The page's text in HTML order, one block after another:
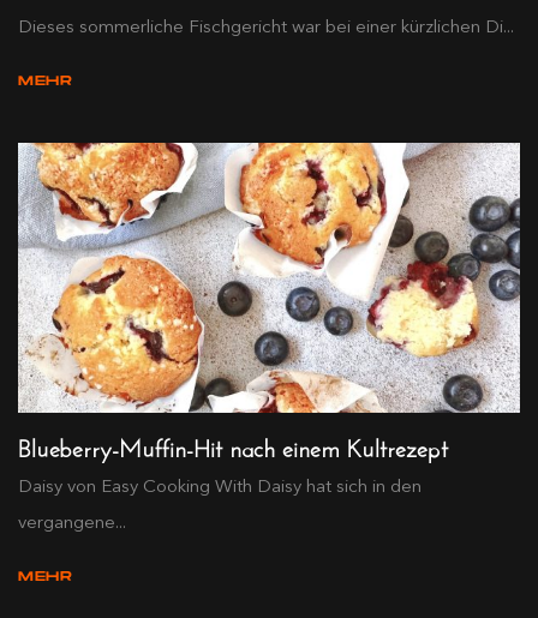
Dieses sommerliche Fischgericht war bei einer kürzlichen Di...
MEHR
Blueberry-Muffin-Hit nach einem Kultrezept
Daisy von Easy Cooking With Daisy hat sich in den
vergangene...
MEHR